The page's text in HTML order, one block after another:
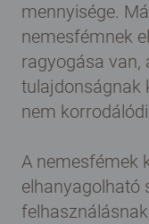
mennyisége.
nemesfémnek
ragyogása van,
tulajdonságnak
nem
A nemesfémek
elhanyagolható